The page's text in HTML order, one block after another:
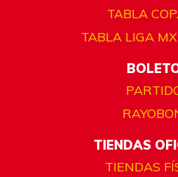
TABLA
TABLA LIGA
TIENDAS
TIENDAS